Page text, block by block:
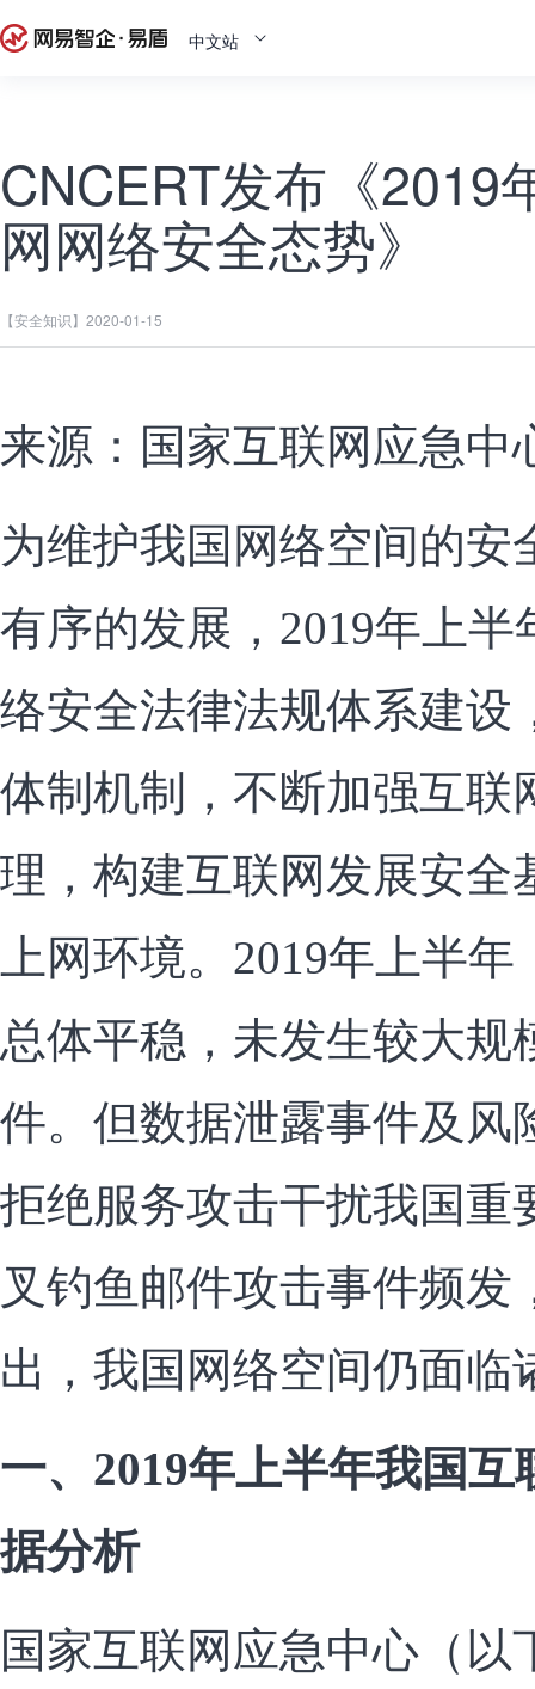
中文站
CNCERT发布《2019
网网络安全态势》
【安全知识】 2020-01-15
来源：国家互联网应急中
为维护我国网络空间的安
有序的发展，2019年上
络安全法律法规体系建设
体制机制，不断加强互联
理，构建互联网发展安全
上网环境。2019年上半
总体平稳，未发生较大规
件。但数据泄露事件及风
拒绝服务攻击干扰我国重
叉钓鱼邮件攻击事件频发
出，我国网络空间仍面临
一、2019年上半年我国
据分析
国家互联网应急中心（以